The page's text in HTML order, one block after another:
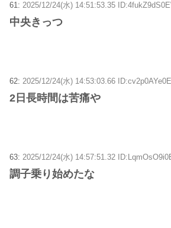
61: 2025/12/24(水) 14:51:53.35
中央きっつ
62: 2025/12/24(水) 14:53:03.66
2日長時間は苦痛や
63: 2025/12/24(水) 14:57:51.32
調子乗り始めたな